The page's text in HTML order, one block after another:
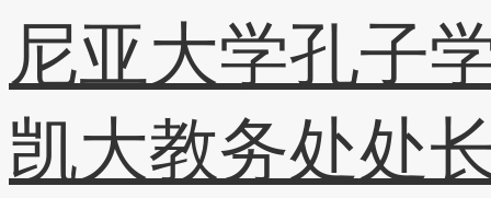
尼亚大学孔子
凯大教务处处